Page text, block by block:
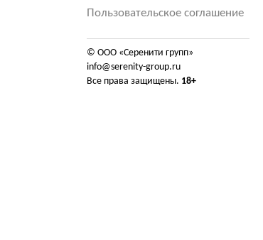
Пользовательское соглашение
© ООО «Серенити групп»
info@serenity-group.ru
Все права защищены. 18+